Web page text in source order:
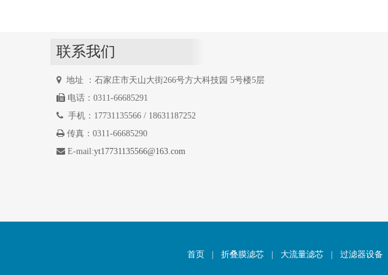
联系我们
 地址 ：石家庄市天山大街266号方大科技园 5号楼5层
 电话：0311-66685291
 手机：17731135566 / 18631187252
 传真：0311-66685290
 E-mail:yt17731135566@163.com
首页 折叠膜滤芯 大流量滤芯 过滤器设备